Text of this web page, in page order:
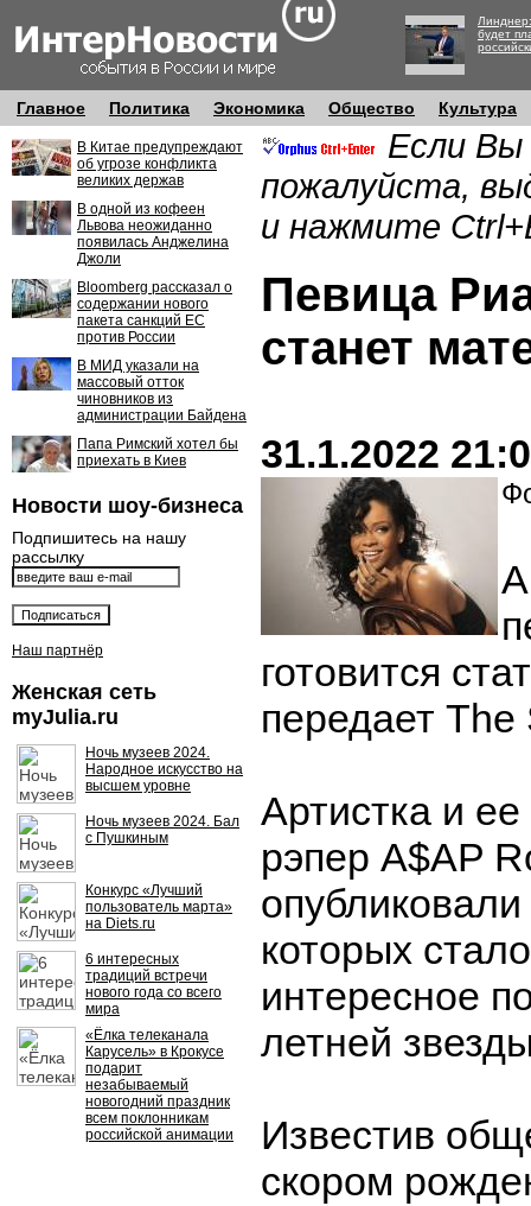
будет
Главное Политика Экономика Общество Культура
В Китае предупреждают
об угрозе конфликта
великих держав
В одной из кофеен
Львова неожиданно
появилась Анджелина
Джоли
Bloomberg рассказал о
содержании нового
пакета санкций ЕС
против России
В МИД указали на
массовый отток
чиновников из
администрации Байдена
Папа Римский хотел бы
приехать в Киев
Новости шоу-бизнеса
Подпишитесь на нашу
рассылку
Наш партнёр
Женская сеть
myJulia.ru
Ночь музеев 2024.
Народное искусство на
высшем уровне
Ночь музеев 2024. Бал
с Пушкиным
Конкурс «Лучший
пользователь марта»
на Diets.ru
6 интересных
традиций встречи
нового года со всего
мира
«Ёлка телеканала
Карусель» в Крокусе
подарит
незабываемый
новогодний праздник
всем поклонникам
российской анимации
Если Вы
пожалуйста,
и нажмите
Певица
станет
31.1.2022
готовится
передает The
Артистка и
рэпер A$AP
которых
интересное
летней
Известив
скором